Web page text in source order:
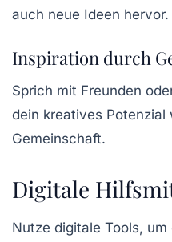
auch neue Ideen
Inspiration durch
Sprich mit Freunden
dein kreatives
Gemeinschaft.
Digitale
Nutze digitale Tools, um